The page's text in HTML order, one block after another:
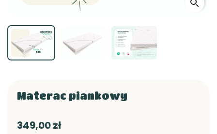
search
Materac piankowy
349,00 zł